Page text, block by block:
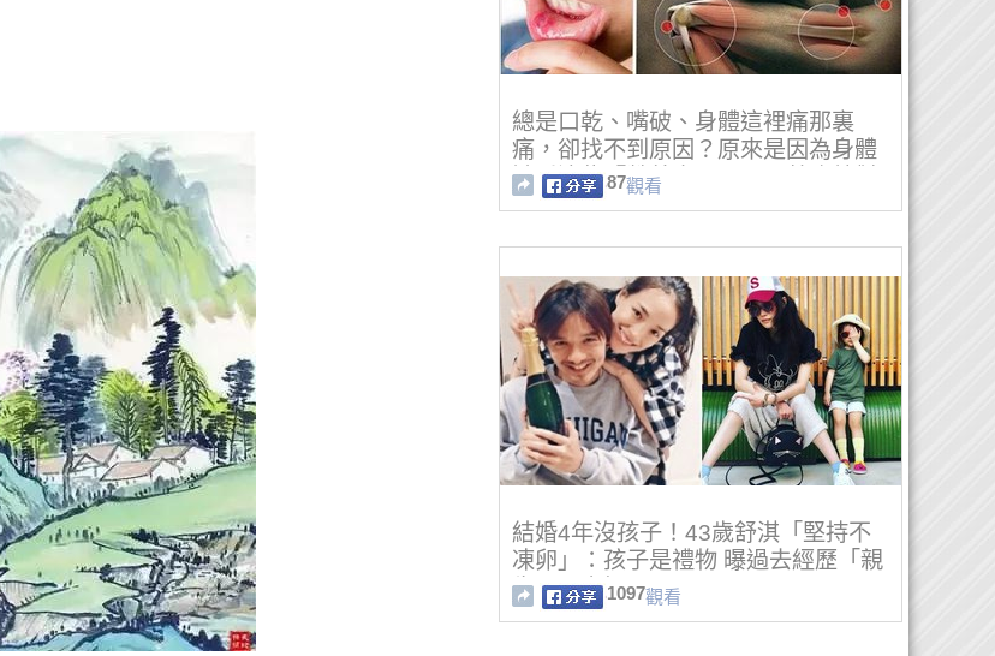
總是口乾、嘴破、身體這裡痛那裏
痛，卻找不到原因？原來是因為身體
缺乏這些『營養素』阿！照著吃就對
了～
87觀看
結婚4年沒孩子！43歲舒淇「堅持不
凍卵」：孩子是禮物 曝過去經歷「親
生不一定好」
1097觀看